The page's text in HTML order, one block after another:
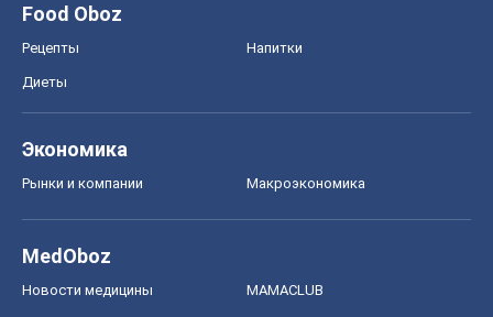
Food Oboz
Рецепты Напитки
Диеты
Экономика
Рынки и компании Mакроэкономика
MedOboz
Новости медицины MAMACLUB